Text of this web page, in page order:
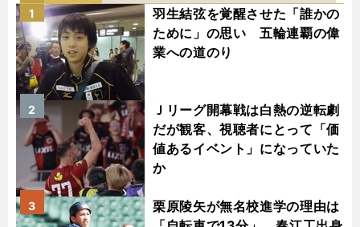
羽生結弦を覚醒させた「誰かの
ために」の思い 五輪連覇の偉
業への道のり
1
Ｊリーグ開幕戦は白熱の逆転劇
だが観客、視聴者にとって「価
値あるイベント」になっていた
か
2
栗原陵矢が無名校進学の理由は
3